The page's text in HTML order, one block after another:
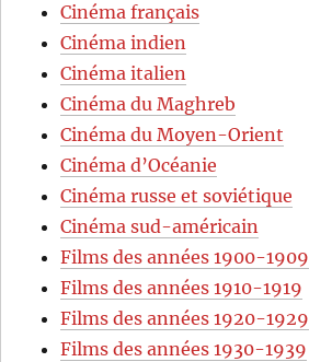
Cinéma français
Cinéma indien
Cinéma italien
Cinéma du Maghreb
Cinéma du Moyen-Orient
Cinéma d’Océanie
Cinéma russe et soviétique
Cinéma sud-américain
Films des années 1900-1909
Films des années 1910-1919
Films des années 1920-1929
Films des années 1930-1939